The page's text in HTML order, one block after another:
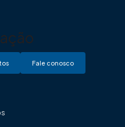
Fale conosco